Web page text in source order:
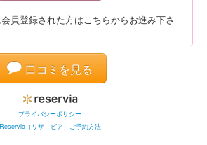
員登録された方はこちらからお進み下さ
口コミを見る
プライバシーポリシー
Reservia（リザ－ビア）ご予約方法